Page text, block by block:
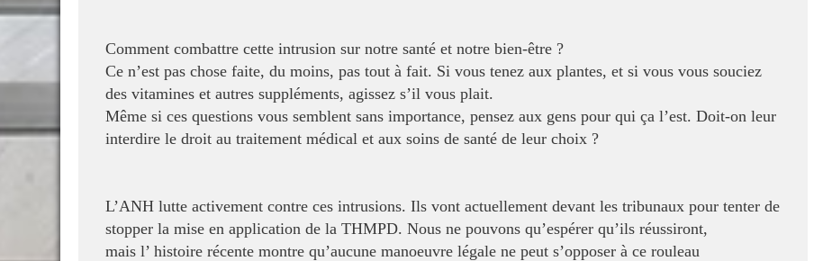
Comment combattre cette intrusion sur notre santé et notre bien-être ?
Ce n’est pas chose faite, du moins, pas tout à fait. Si vous tenez aux plantes, et si vous vous souciez
des vitamines et autres suppléments, agissez s’il vous plait.
Même si ces questions vous semblent sans importance, pensez aux gens pour qui ça l’est. Doit-on leur
interdire le droit au traitement médical et aux soins de santé de leur choix ?
L’ANH lutte activement contre ces intrusions. Ils vont actuellement devant les tribunaux pour tenter de
stopper la mise en application de la THMPD. Nous ne pouvons qu’espérer qu’ils réussiront,
mais l’ histoire récente montre qu’aucune manoeuvre légale ne peut s’opposer à ce rouleau